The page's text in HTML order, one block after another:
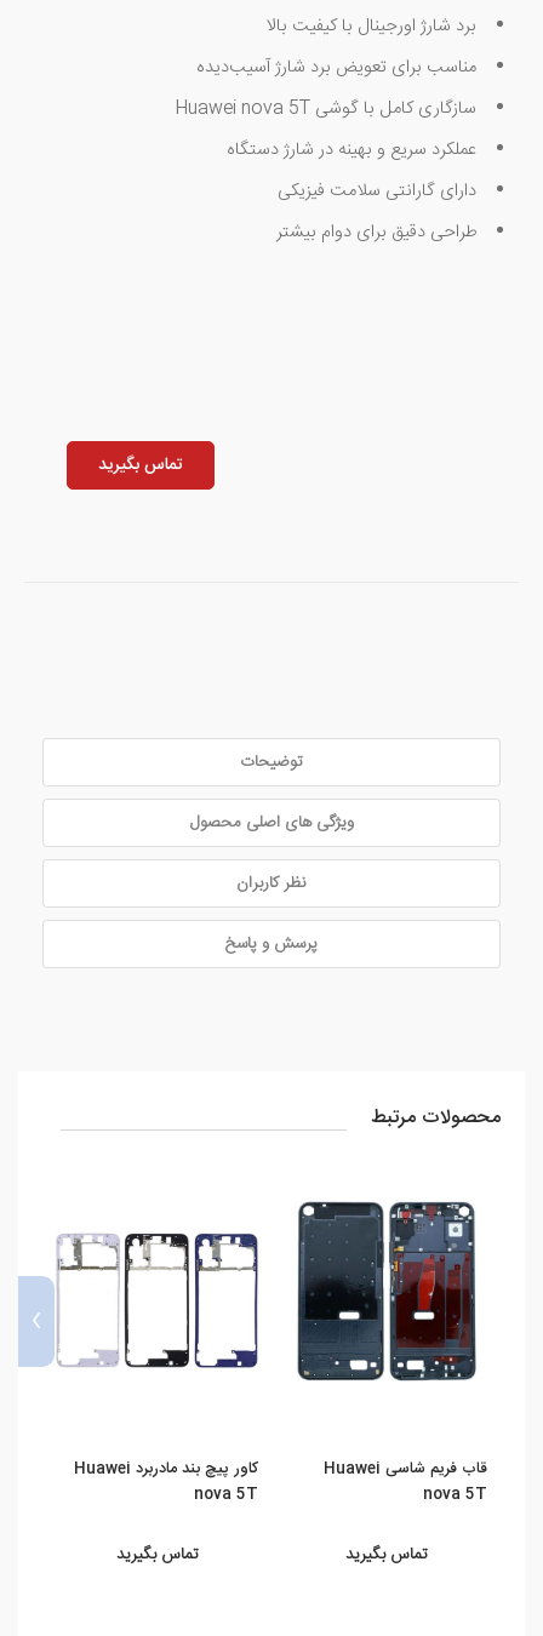
برد شارژ اورجینال با کیفیت بالا
مناسب برای تعویض برد شارژ آسیب‌دیده
سازگاری کامل با گوشی Huawei nova 5T
عملکرد سریع و بهینه در شارژ دستگاه
دارای گارانتی سلامت فیزیکی
طراحی دقیق برای دوام بیشتر
تماس بگیرید
توضیحات
ویژگی های اصلی محصول
نظر کاربران
پرسش و پاسخ
محصولات مرتبط
قاب فریم شاسی Huawei
nova 5T
تماس بگیرید
کاور پیچ بند مادربرد Huawei
nova 5T
تماس بگیرید
›